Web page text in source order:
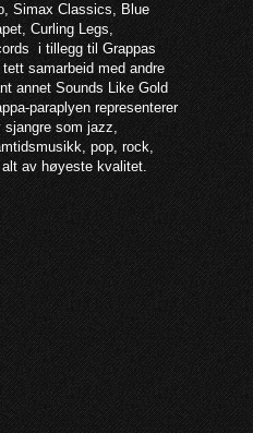
Simax Classics, Blue
Curling Legs,
i tillegg til Grappas
samarbeid med andre
annet Sounds Like Gold
paraplyen representerer
sjangre som jazz,
pop, rock,
av høyeste kvalitet.